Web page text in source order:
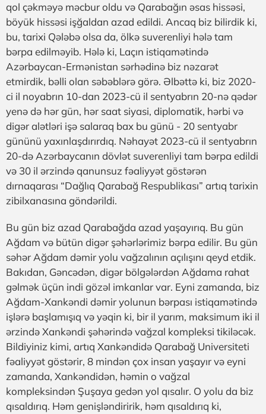
qol çəkməyə məcbur oldu və Qarabağın əsas hissəsi,
böyük hissəsi işğaldan azad edildi. Ancaq biz bilirdik ki,
bu, tarixi Qələbə olsa da, ölkə suverenliyi hələ tam
bərpa edilməyib. Hələ ki, Laçın istiqamətində
Azərbaycan-Ermənistan sərhədinə biz nəzarət
etmirdik, bəlli olan səbəblərə görə. Əlbəttə ki, biz 2020-
ci il noyabrın 10-dan 2023-cü il sentyabrın 20-nə qədər
yenə də hər gün, hər saat siyasi, diplomatik, hərbi və
digər alətləri işə salaraq bax bu günü - 20 sentyabr
gününü yaxınlaşdırırdıq. Nəhayət 2023-cü il sentyabrın
20-də Azərbaycanın dövlət suverenliyi tam bərpa edildi
və 30 il ərzində qanunsuz fəaliyyət göstərən
dırnaqarası “Dağlıq Qarabağ Respublikası” artıq tarixin
zibilxanasına göndərildi.
Bu gün biz azad Qarabağda azad yaşayırıq. Bu gün
Ağdam və bütün digər şəhərlərimiz bərpa edilir. Bu gün
səhər Ağdam dəmir yolu vağzalının açılışını qeyd etdik.
Bakıdan, Gəncədən, digər bölgələrdən Ağdama rahat
gəlmək üçün indi gözəl imkanlar var. Eyni zamanda, biz
Ağdam-Xankəndi dəmir yolunun bərpası istiqamətində
işlərə başlamışıq və yəqin ki, bir il yarım, maksimum iki il
ərzində Xankəndi şəhərində vağzal kompleksi tikiləcək.
Bildiyiniz kimi, artıq Xankəndidə Qarabağ Universiteti
fəaliyyət göstərir, 8 mindən çox insan yaşayır və eyni
zamanda, Xankəndidən, həmin o vağzal
kompleksindən Şuşaya gedən yol qısalır. O yolu da biz
qısaldırıq. Həm genişləndiririk, həm qısaldırıq ki,